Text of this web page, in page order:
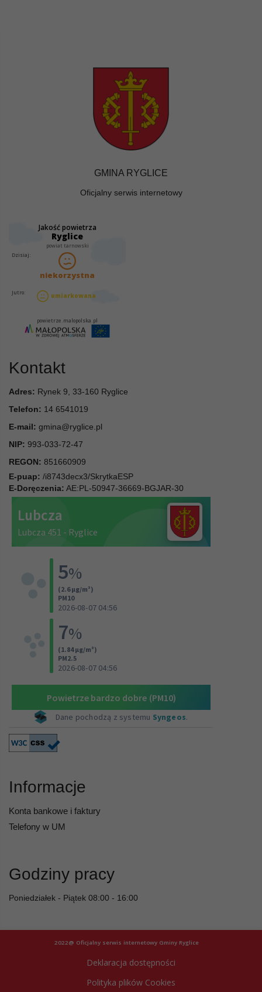
GMINA RYGLICE
Oficjalny serwis internetowy
Kontakt
Adres: Rynek 9, 33-160 Ryglice
Telefon: 14 6541019
E-mail: gmina@ryglice.pl
NIP: 993-033-72-47
REGON: 851660909
E-puap: /i8743decx3/SkrytkaESP
E-Doręczenia: AE:PL-50947-36669-BGJAR-30
Informacje
Konta bankowe i faktury
Telefony w UM
Godziny pracy
Poniedziałek - Piątek 08:00 - 16:00
2022@ Oficjalny serwis internetowy Gminy Ryglice
Deklaracja dostępności
Polityka plików Cookies